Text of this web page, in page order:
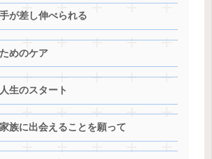
が差し伸べられる
めのケア
生のスタート
族に出会えることを願って